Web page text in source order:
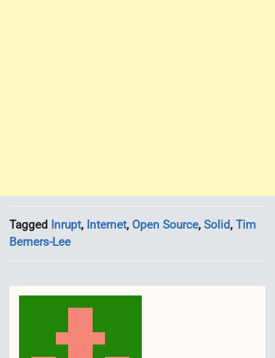
Tagged Inrupt, Internet, Open Source, Solid, Tim
Berners-Lee